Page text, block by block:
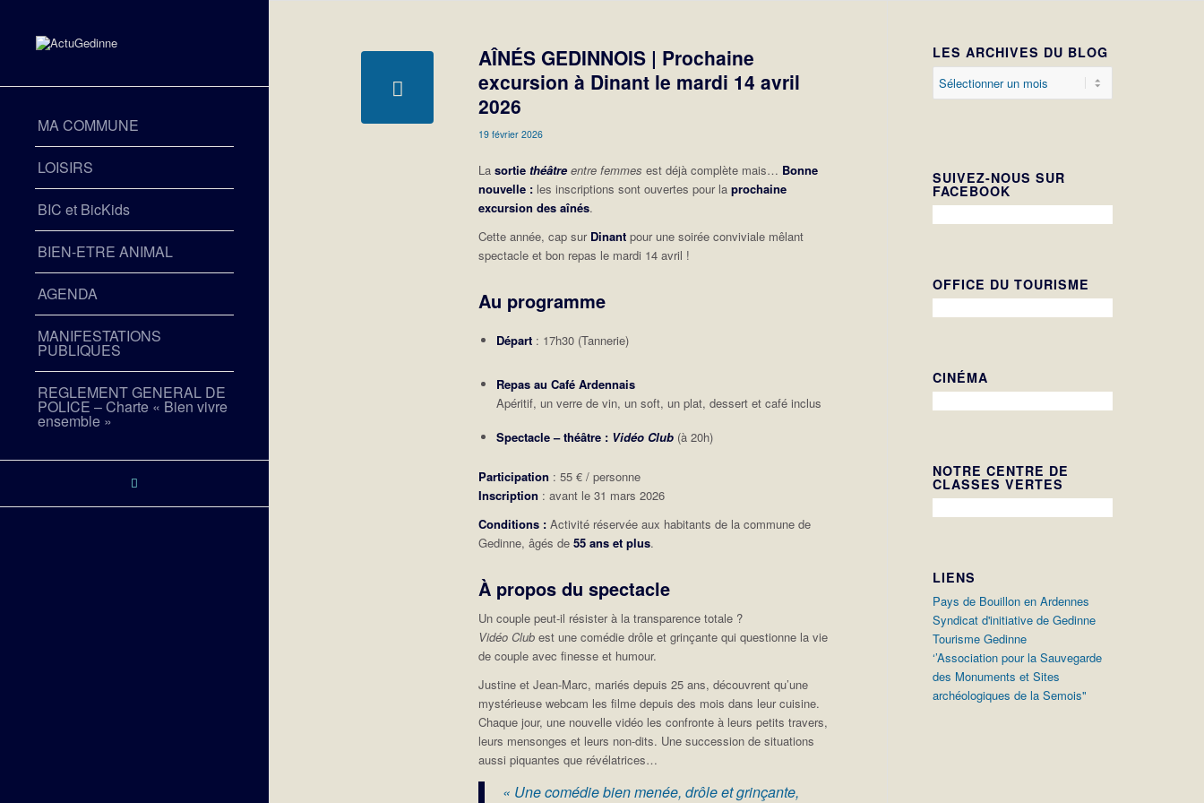
MA COMMUNE
LOISIRS
BIC et BicKids
BIEN-ETRE ANIMAL
AGENDA
MANIFESTATIONS
PUBLIQUES
REGLEMENT GENERAL DE
POLICE – Charte « Bien vivre
ensemble »
AÎNÉS GEDINNOIS | Prochaine
excursion à Dinant le mardi 14 avril
2026
19 février 2026
Lasortiethéâtreentre femmes est déjà complète mais… Bonne
nouvelle : les inscriptions sont ouvertes pour laprochaine
excursion des aînés.
Cette année, cap sur Dinant pour une soirée conviviale mêlant
spectacle et bon repas le mardi 14 avril !
Au programme
Départ : 17h30 (Tannerie)
Repas au Café Ardennais
Apéritif, un verre de vin, un soft, un plat, dessert et café inclus
Spectacle – théâtre : Vidéo Club (à 20h)
Participation : 55 € / personne
Inscription : avant le 31 mars 2026
Conditions :Activité réservée aux habitants de la commune de
Gedinne, âgés de55 ans et plus.
À propos du spectacle
Un couple peut-il résister à la transparence totale ?
Vidéo Club est une comédie drôle et grinçante qui questionne la vie
de couple avec finesse et humour.
Justine et Jean-Marc, mariés depuis 25 ans, découvrent qu’une
mystérieuse webcam les filme depuis des mois dans leur cuisine.
Chaque jour, une nouvelle vidéo les confronte à leurs petits travers,
leurs mensonges et leurs non-dits. Une succession de situations
aussi piquantes que révélatrices…
« Une comédie bien menée, drôle et grinçante,
LES ARCHIVES DU BLOG
SUIVEZ-NOUS SUR
FACEBOOK
OFFICE DU TOURISME
CINÉMA
NOTRE CENTRE DE
CLASSES VERTES
LIENS
Pays de Bouillon en Ardennes
Syndicat d'initiative de Gedinne
Tourisme Gedinne
‘’Association pour la Sauvegarde
des Monuments et Sites
archéologiques de la Semois"